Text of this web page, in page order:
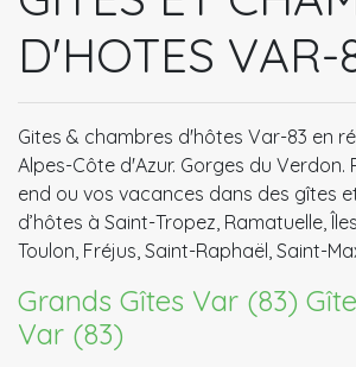
D'HOTES VAR-
Gites & chambres d'hôtes Var-83 en
Alpes-Côte d'Azur. Gorges du Verdon.
end ou vos vacances dans des gîtes
d’hôtes à Saint-Tropez, Ramatuelle,
Toulon, Fréjus, Saint-Raphaël, Saint-
Grands Gîtes Var (83)
Var (83)